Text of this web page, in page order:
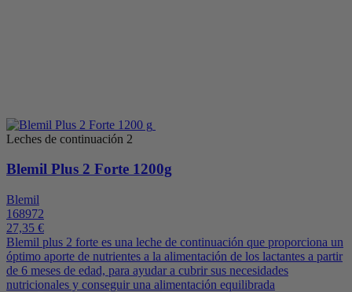
Leches de continuación 2
Blemil Plus 2 Forte 1200g
Blemil
168972
27,35 €
Blemil plus 2 forte es una leche de continuación que proporciona un
óptimo aporte de nutrientes a la alimentación de los lactantes a partir
de 6 meses de edad, para ayudar a cubrir sus necesidades
nutricionales y conseguir una alimentación equilibrada